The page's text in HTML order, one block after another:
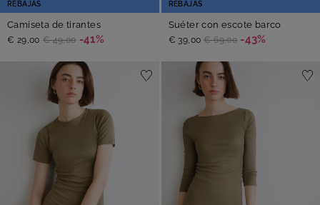
REBAJAS
Camiseta de tirantes
€ 29,00 € 49,00 -41%
REBAJAS
Suéter con escote barco
€ 39,00 € 69,00 -43%